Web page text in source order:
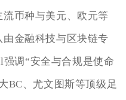
币种与美元、欧元等
金融科技与区块链专
强调“安全与合规是使命
BC、尤文图斯等顶级足